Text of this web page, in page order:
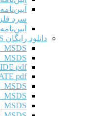
سرد
دانلود رایگان MSDS مواد شیمیایی
MSDS روغن هیدرولیک pdf
MSDS سم حشره کش آیکون pdf
pdf
pdf
MSDS پلاستیکها pdf
MSDS روغن صنعتی 230 pdf
MSDS بنزین pdf